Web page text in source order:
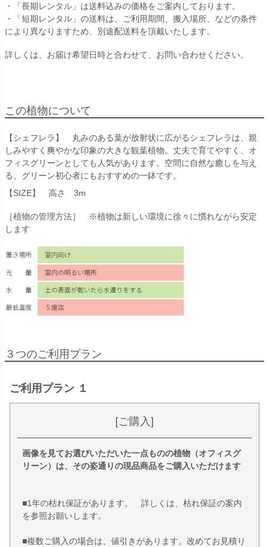
・「長期レンタル」は送料込みの価格をご案内しております。
・「短期レンタル」の送料は、ご利用期間、搬入場所、などの条件
により異なりますため、別途配送料を頂戴いたします。
詳しくは、お届け希望日時と合わせて、お問い合わせください。
この植物について
【シェフレラ】 丸みのある葉が放射状に広がるシェフレラは、親
しみやすく爽やかな印象の大きな観葉植物。丈夫で育てやすく、オ
フィスグリーンとしても人気があります。空間に自然な癒しを与え
る、グリーン初心者にもおすすめの一鉢です。
【SIZE】 高さ 3m
［植物の管理方法］ ※植物は新しい環境に徐々に慣れながら安定
します
３つのご利用プラン
ご利用プラン １
[ご購入]
画像を見てお選びいただいた一点ものの植物（オフィスグ
リーン）は、その姿通りの現品商品をご購入いただけます
■1年の枯れ保証があります。 詳しくは、枯れ保証の案内
を参照お願いします。
■複数ご購入の場合は、値引きがあります。改めてお見積り